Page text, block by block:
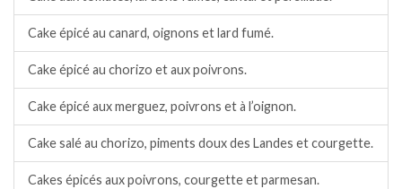
Cake épicé au canard, oignons et lard fumé.
Cake épicé au chorizo et aux poivrons.
Cake épicé aux merguez, poivrons et à l’oignon.
Cake salé au chorizo, piments doux des Landes et courgette.
Cakes épicés aux poivrons, courgette et parmesan.